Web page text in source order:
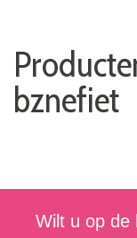
bznefiet
Wilt u op de